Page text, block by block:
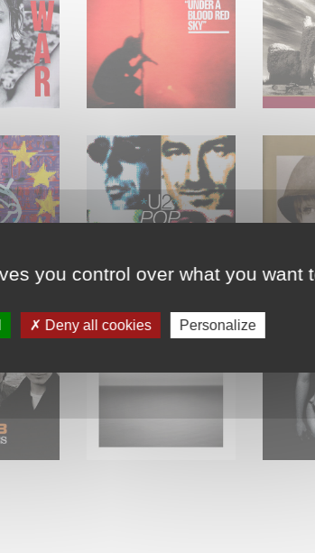
you control over what you want
Deny all cookies Personalize